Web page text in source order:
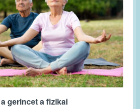
gerincet a fizikai